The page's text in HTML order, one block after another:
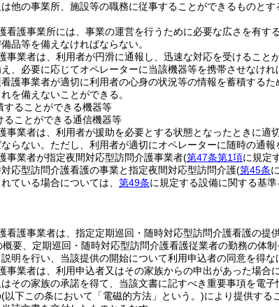
他の事業所、施設等の職務に従事することができるものとす
看護事業所には、事業の運営を行うために必要な広さを有す
品等を備えなければならない。
事業者は、利用者が円滑に通報し、迅速な対応を受けること
、必要に応じてオペレーターに当該機器等を携帯させなけれ
護事業者が適切に利用者の心身の状況等の情報を蓄積する
を備えないことができる。
ることができる機器等
ることができる通信機器等
業者は、利用者が援助を必要とする状態となったときに適
らない。 ただし、利用者が適切にオペレーターに随時の通
事業者が指定夜間対応型訪問介護事業者(第47条第1項に規定
応型訪問介護看護の事業と指定夜間対応型訪問介護(第45条
ている場合については、 第49条に規定する設備に関する基準
看護事業者は、指定定期巡回・随時対応型訪問介護看護の提
要、定期巡回・随時対応型訪問介護看護従業者の勤務の体
明を行い、当該提供の開始について利用申込者の同意を得な
業者は、利用申込者又はその家族からの申出があった場合に
その家族の承諾を得て、当該文書に記すべき重要事項を電
(以下この条において「電磁的方法」という。)により提供する